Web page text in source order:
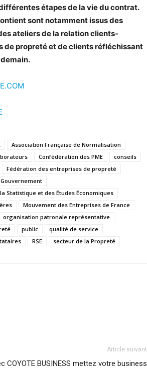
étapes de la vie du contrat.
sont notamment issus des
ateliers de la relation clients-
de propreté et de clients réfléchissant
Association Française de Normalisation
Confédération des PME
conseils
Fédération des entreprises de propreté
Gouvernement
Statistique et des Études Économiques
Mouvement des Entreprises de France
organisation patronale représentative
public
qualité de service
RSE secteur de la Propreté
Article suivant
COYOTE BUSINESS mettez votre business